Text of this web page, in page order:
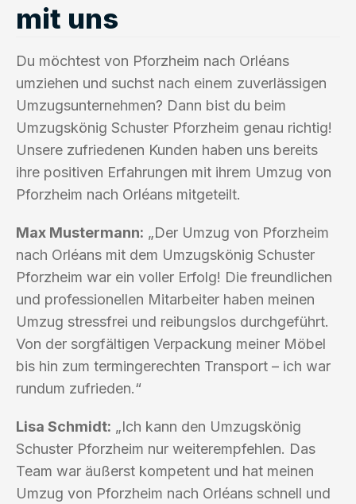
mit uns
Du möchtest von Pforzheim nach Orléans
umziehen und suchst nach einem zuverlässigen
Umzugsunternehmen? Dann bist du beim
Umzugskönig Schuster Pforzheim genau richtig!
Unsere zufriedenen Kunden haben uns bereits
ihre positiven Erfahrungen mit ihrem Umzug von
Pforzheim nach Orléans mitgeteilt.
Max Mustermann: „Der Umzug von Pforzheim
nach Orléans mit dem Umzugskönig Schuster
Pforzheim war ein voller Erfolg! Die freundlichen
und professionellen Mitarbeiter haben meinen
Umzug stressfrei und reibungslos durchgeführt.
Von der sorgfältigen Verpackung meiner Möbel
bis hin zum termingerechten Transport – ich war
rundum zufrieden.“
Lisa Schmidt: „Ich kann den Umzugskönig
Schuster Pforzheim nur weiterempfehlen. Das
Team war äußerst kompetent und hat meinen
Umzug von Pforzheim nach Orléans schnell und